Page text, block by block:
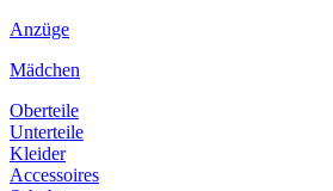
Anzüge
Mädchen
Oberteile
Unterteile
Kleider
Accessoires